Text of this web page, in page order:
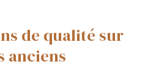
de qualité sur
anciens